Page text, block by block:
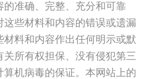
准确、完整、充分和可靠
些材料和内容的错误或遗漏
料和内容作出任何明示或默
所有权担保、没有侵犯第三
机病毒的保证。本网站上的